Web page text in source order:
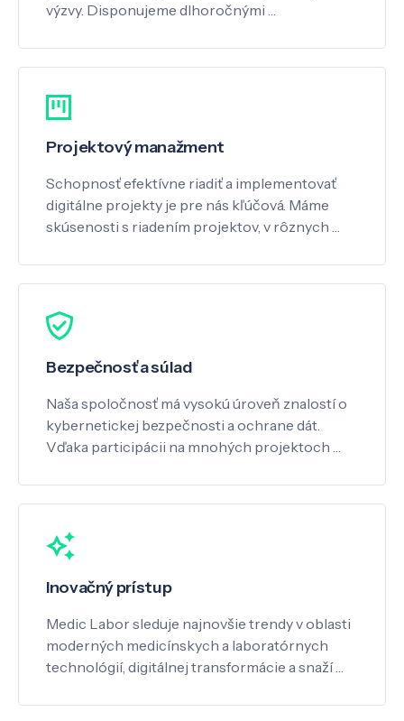
výzvy. Disponujeme dlhoročnými …
Projektový manažment
Schopnosť efektívne riadiť a implementovať
digitálne projekty je pre nás kľúčová. Máme
skúsenosti s riadením projektov, v rôznych …
Bezpečnosť a súlad
Naša spoločnosť má vysokú úroveň znalostí o
kybernetickej bezpečnosti a ochrane dát.
Vďaka participácii na mnohých projektoch …
Inovačný prístup
Medic Labor sleduje najnovšie trendy v oblasti
moderných medicínskych a laboratórnych
technológií, digitálnej transformácie a snaží …